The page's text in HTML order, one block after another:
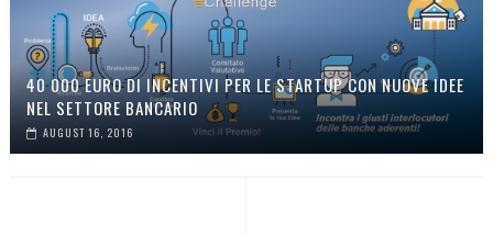
40 000 EURO DI INCENTIVI PER LE STARTUP CON NUOVE IDEE
NEL SETTORE BANCARIO
AUGUST 16, 2016